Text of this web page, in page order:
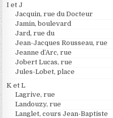
I et J
Jacquin, rue du Docteur
Jamin, boulevard
Jard, rue du
Jean-Jacques Rousseau, rue
Jeanne d’Arc, rue
Jobert Lucas, rue
Jules-Lobet, place
K et L
Lagrive, rue
Landouzy, rue
Langlet, cours Jean-Baptiste